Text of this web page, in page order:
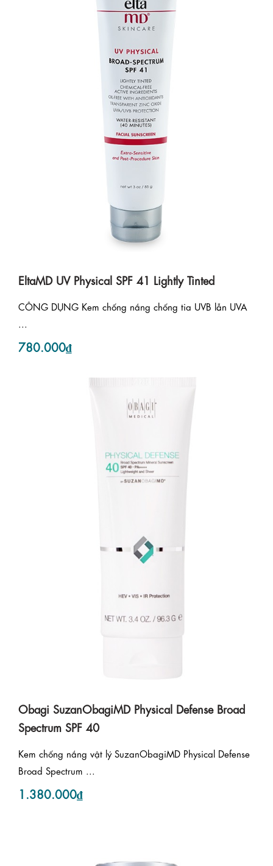
EltaMD UV Physical SPF 41 Lightly Tinted
CÔNG DỤNG Kem chống nắng chống tia UVB lẫn UVA
...
780.000₫
Obagi SuzanObagiMD Physical Defense Broad
Spectrum SPF 40
Kem chống nắng vật lý SuzanObagiMD Physical Defense
Broad Spectrum ...
1.380.000₫